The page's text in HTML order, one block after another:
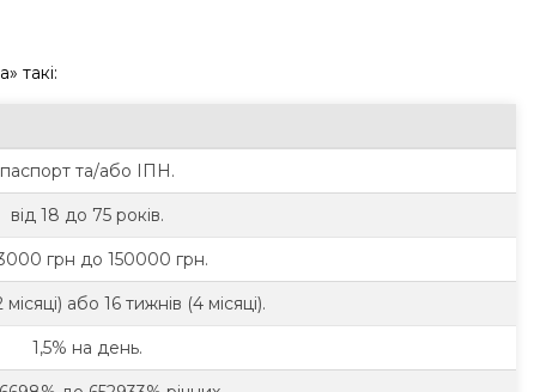
такі:
паспорт та/або ІПН.
від 18 до 75 років.
грн до 150000 грн.
або 16 тижнів (4 місяці).
1,5% на день.